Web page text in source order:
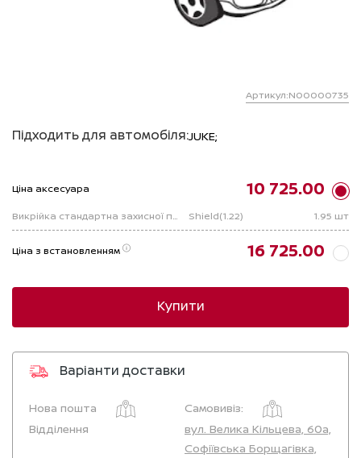
Артикул:N00000735
Підходить для автомобіля:JUKE;
Ціна аксесуара 10 725.00
Викрійка стандартна захисної плівки PPF DYNOshilds (1.22) Shield(1.22) 1.95 шт
Ціна з встановленням 16 725.00
Купити
Варіанти доставки
Нова пошта
Самовивіз:
Відділення
вул. Велика Кільцева, 60а,
Софіївська Борщагівка,